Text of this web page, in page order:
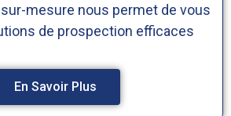
mesure nous permet de vous
de prospection efficaces
En Savoir Plus